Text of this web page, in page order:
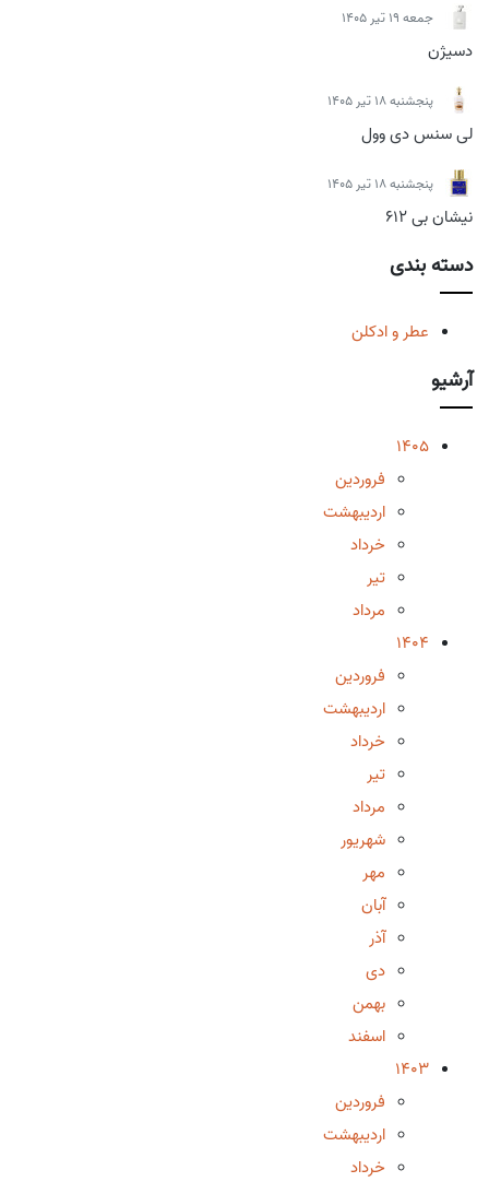
جمعه 19 تیر 1405
دسیژن
پنجشنبه 18 تیر 1405
لی سنس دی وول
پنجشنبه 18 تیر 1405
نیشان بی 612
دسته بندی
عطر و ادکلن
آرشیو
1405
فروردین
اردیبهشت
خرداد
تیر
مرداد
1404
فروردین
اردیبهشت
خرداد
تیر
مرداد
شهریور
مهر
آبان
آذر
دی
بهمن
اسفند
1403
فروردین
اردیبهشت
خرداد